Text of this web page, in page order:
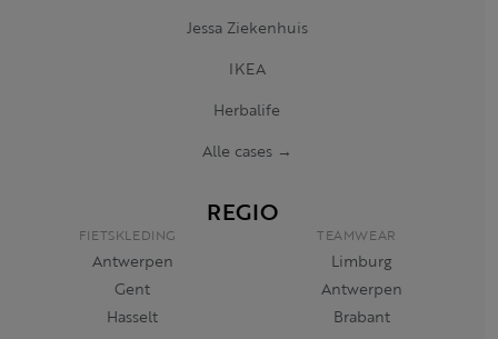
Jessa Ziekenhuis
IKEA
Herbalife
Alle cases →
REGIO
FIETSKLEDING
Antwerpen
Gent
Hasselt
TEAMWEAR
Limburg
Antwerpen
Brabant